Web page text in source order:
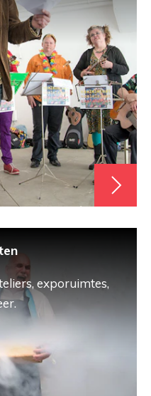
exporuimtes,